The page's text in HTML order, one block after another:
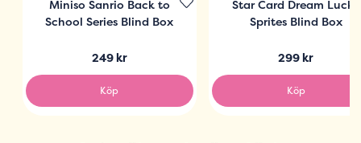
Miniso Sanrio Back to
School Series Blind Box
249 kr
Köp
Star Card Dream Lucky
Sprites Blind Box
299 kr
Köp